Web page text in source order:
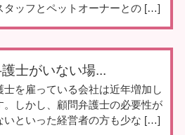
タッフとペットオーナーとの […]
士がいない場...
士を雇っている会社は近年増加し
。しかし、顧問弁護士の必要性が
いといった経営者の方も少な […]